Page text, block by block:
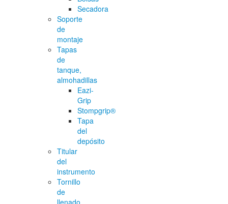
Secadora
Soporte
de
montaje
Tapas
de
tanque,
almohadillas
Eazi-
Grip
Stompgrip®
Tapa
del
depósito
Titular
del
instrumento
Tornillo
de
llenado